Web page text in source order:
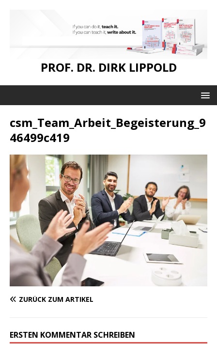
PROF. DR. DIRK LIPPOLD
csm_Team_Arbeit_Begeisterung_9
46499c419
ZURÜCK ZUM ARTIKEL
ERSTEN KOMMENTAR SCHREIBEN